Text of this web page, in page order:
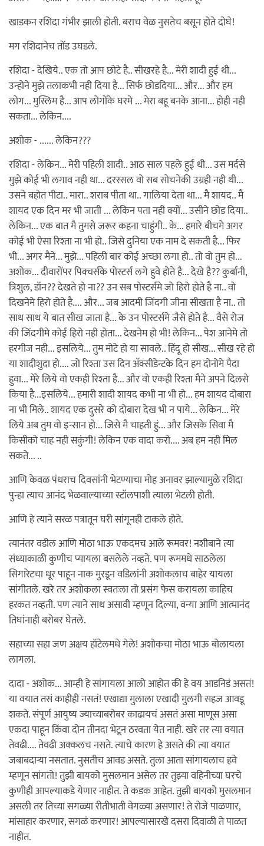
खाडकन रशिदा गंभीर झाली होती. बराच वेळ नुसतेच बसून होते दोघे!
मग रशिदानेच तोंड उघडले.
रशिदा - देखिये.. एक तो आप छोटे है.. सीखरहे है... मेरी शादी हुई थी...
उन्होने मुझे तलाकभी नही दिया है... सिर्फ छोडदिया... और... और हम
लोग... मुस्लिम है... आप लोगोंके घरमे ... मेरा बहू बनके आना... होही नही
सकता... लेकिन....
अशोक - ...... लेकिन???
रशिदा - लेकिन... मेरी पहिली शादी.. आठ साल पहले हुई थी... उस मर्दसे
मुझे कोई भी लगाव नही था... दरस्सल वो सब सोचनेकी उम्रही नही थी...
उसने बहोत पीटा.. मारा.. शराब पीता था.. गालिया देता था... मै शायद.. मै
शायद एक दिन मर भी जाती ... लेकिन पता नही क्यों... उसीने छोड दिया..
लेकिन... एक बात मै तुमसे जरूर कहना चाहुंगी.. के... हमारे बीचमे अगर
कोई भी ऐसा रिश्ता ना भी हो.. जिसे दुनिया एक नाम दे सकती है... फिर
भी... अगर मैने... मुझे... पहिली बार कोई अच्छा लगा हो.. तो वो तुम हो...
अशोक... दीवारोंपर पिक्चर्सके पोस्टर्स लगे हुवे होते है... देखे है?? कुर्बानी,
त्रिशुल, डॉन?? देखते हो ना?? उन सब पोस्टर्समे जो हिरो होते है ना.. वो
दिखनेमे हिरो होते है.... और... जब आदमी जिंदगी जीना सीखता है ना.. तो
साथ साथ ये बात सीख जाता है... के उन पोस्टर्समे जैसे होते है... वैसे रोज
की जिंदगीमे कोई हिरो नही होता... देखनेम हो भी! लेकिन... पेश आनेमे तो
हरगीज नही... इसलिये... तुम मोटे हो या सावले.. हिंदू हो सीख... सीख रहे हो
या शादीशुदा हो.... जो रिश्ता उस दिन अ‍ॅक्सीडेन्टके दिन हम दोनोमे पैदा
हुवा... मेरे लिये वो एकही रिश्ता है... और वो एकही रिश्ता मैने अपने दिलसे
किया है...इसलिये... हमारी शादी शायद कभी ना भी हो... हम शायद दोबारा
ना भी मिले.. शायद एक दुसरे को दोबारा देख भी न पाये... लेकिन... मेरे
लिये अब तुम वो इन्सान हो... जिसे मै चाहती हुं... और जिसके सिवा मै
किसीको चाह नही सकुंगी! लेकिन एक वादा करो.... अब हम नही मिल
सकते... ..
आणि केवळ पंधराच दिवसांनी भेटण्याचा मोह अनावर झाल्यामुळे रशिदा
पुन्हा त्याच आनंद भेळवाल्याच्या स्टॉलपाशी त्याला भेटली होती.
आणि हे त्याने सरळ पत्रातून घरी सांगूनही टाकले होते.
त्यानंतर वडील आणि मोठा भाऊ एकदमच आले रूमवर! नशीबाने त्या
संध्याकाळी कुणीच प्यायला बसलेले नव्हते. पण रूममधे साठलेला
सिगारेटचा धूर पाहून नाक मुरडून वडिलांनी अशोकलाच बाहेर यायला
सांगीतले. खरे तर अशोकला स्वतःला तो प्रसंग फेस करायला काहिच
हरकत नव्हती. पण त्याने साथ असावी म्हणून दिल्या, वन्या आणि आत्मानंद
तिघांनाही बरोबर घेतले.
सहाच्या सहा जण अक्षय हॉटेलमधे गेले! अशोकचा मोठा भाऊ बोलायला
लागला.
दादा - अशोक... आम्ही हे सांगायला आलो आहोत की हे वय आडनिडं असतं!
या वयात तसं काहीही नसतं! एखाद्या मुलाला एखादी मुलगी सहज आवडू
शकते. संपूर्ण आयुष्य ज्याच्याबरोबर काढायचं असतं असा माणूस असा
एकदा पाहून किंवा दोन तीनदा भेटून ठरवता येत नाही. खरे तर त्या वयात
तेवढी.... तेवढी अक्कलच नसते. त्याचे कारण हे असते की त्या वयात
जबाबदार्‍या नसतात. नुसतीच आवड असते. तुला आता सांगायलाच हवे
म्हणून सांगतो! तुझी बायको मुसलमान असेल तर तुझ्या वहिनीच्या घरचे
कुणीही आपल्याकडे येणार नाहीत. ते कडक आहेत. तुझी बायको मुसलमान
असली तर तिच्या सगळ्या रीतीभाती वेगळ्या असणार! ते रोजे पाळणार,
मांसाहार करणार, सगळं करणार! आपल्यासारखे दसरा दिवाळी ते पाळत
नाहीत.